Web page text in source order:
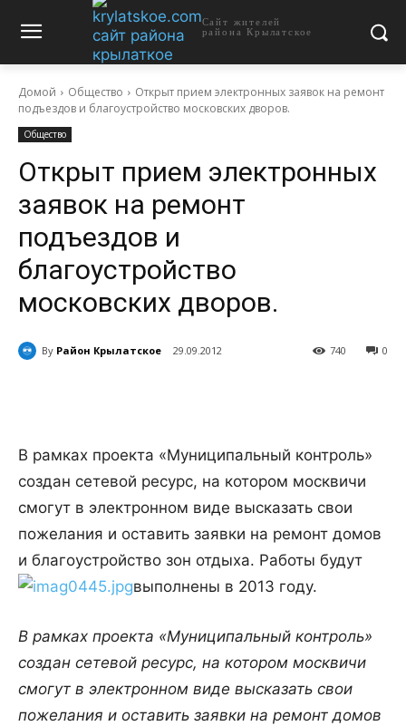
Сайт жителей
района Крылатское
Домой Общество
Открыт прием электронных заявок на ремонт
подъездов и благоустройство московских дворов.
Общество
Открыт прием электронных
заявок на ремонт
подъездов и
благоустройство
московских дворов.
By Район Крылатское 29.09.2012 0
740
В рамках проекта «Муниципальный контроль»
создан сетевой ресурс, на котором москвичи
смогут в электронном виде высказать свои
пожелания и оставить заявки на ремонт домов
и благоустройство зон отдыха. Работы будут
выполнены в 2013 году.
В рамках проекта «Муниципальный контроль»
создан сетевой ресурс, на котором москвичи
смогут в электронном виде высказать свои
пожелания и оставить заявки на ремонт домов